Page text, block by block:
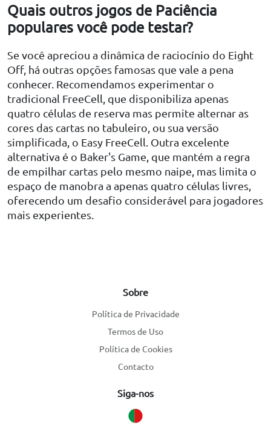
Quais outros jogos de Paciência
populares você pode testar?
Se você apreciou a dinâmica de raciocínio do Eight
Off, há outras opções famosas que vale a pena
conhecer. Recomendamos experimentar o
tradicional FreeCell, que disponibiliza apenas
quatro células de reserva mas permite alternar as
cores das cartas no tabuleiro, ou sua versão
simplificada, o Easy FreeCell. Outra excelente
alternativa é o Baker's Game, que mantém a regra
de empilhar cartas pelo mesmo naipe, mas limita o
espaço de manobra a apenas quatro células livres,
oferecendo um desafio considerável para jogadores
mais experientes.
Sobre
Política de Privacidade
Termos de Uso
Política de Cookies
Contacto
Siga-nos